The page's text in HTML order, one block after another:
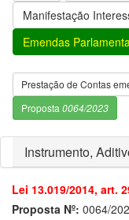
Manifestação
Emendas
Prestação de Contas
Proposta 0064/2023
Instrumento,
Lei 13.019/2014, art.
Proposta Nº: 0064/